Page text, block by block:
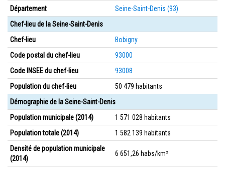
Département
Seine-Saint-Denis (93)
Chef-lieu de la Seine-Saint-Denis
Chef-lieu
Bobigny
Code postal du chef-lieu
93000
Code INSEE du chef-lieu
93008
Population du chef-lieu
50 479 habitants
Démographie de la Seine-Saint-Denis
Population municipale (2014)
1 571 028 habitants
Population totale (2014)
1 582 139 habitants
Densité de population municipale
(2014)
6 651,26 habs/km²